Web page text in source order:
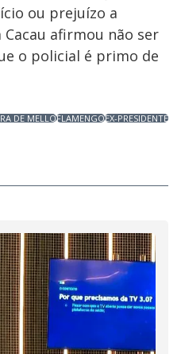
ou prejuízo a
afirmou não ser
o policial é primo de
DE MELLOFLAMENGOEX-PRESIDENTE